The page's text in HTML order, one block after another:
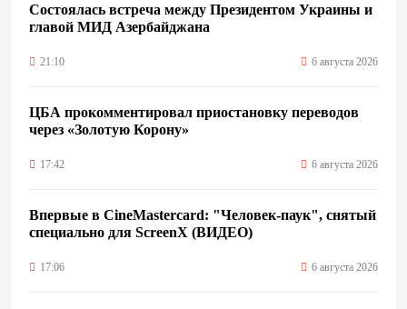
Состоялась встреча между Президентом Украины и
главой МИД Азербайджана
21:10 6 августа 2026
ЦБА прокомментировал приостановку переводов
через «Золотую Корону»
17:42 6 августа 2026
Впервые в CineMastercard: "Человек-паук", снятый
специально для ScreenX (ВИДЕО)
17:06 6 августа 2026